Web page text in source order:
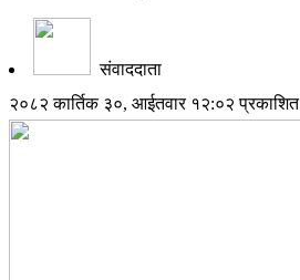
संवाददाता
२०८२ कार्तिक ३०, आईतवार १२:०२ प्रकाशित